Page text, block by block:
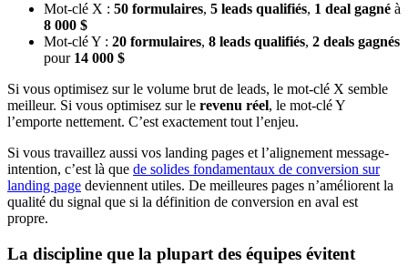
Mot-clé X : 50 formulaires, 5 leads qualifiés, 1 deal gagné à
8 000 $
Mot-clé Y : 20 formulaires, 8 leads qualifiés, 2 deals gagnés
pour 14 000 $
Si vous optimisez sur le volume brut de leads, le mot-clé X semble
meilleur. Si vous optimisez sur le revenu réel, le mot-clé Y
l’emporte nettement. C’est exactement tout l’enjeu.
Si vous travaillez aussi vos landing pages et l’alignement message-
intention, c’est là que de solides fondamentaux de conversion sur
landing page deviennent utiles. De meilleures pages n’améliorent la
qualité du signal que si la définition de conversion en aval est
propre.
La discipline que la plupart des équipes évitent